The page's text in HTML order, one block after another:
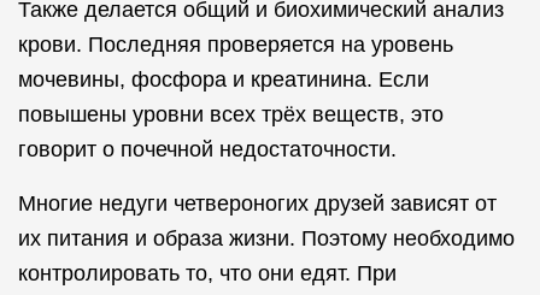
Также делается общий и биохимический анализ
крови. Последняя проверяется на уровень
мочевины, фосфора и креатинина. Если
повышены уровни всех трёх веществ, это
говорит о почечной недостаточности.
Многие недуги четвероногих друзей зависят от
их питания и образа жизни. Поэтому необходимо
контролировать то, что они едят. При